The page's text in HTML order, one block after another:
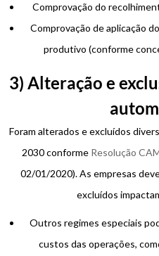
Comprovação do
Comprovação de aplicação
produtivo (conforme
3) Alteração e
Foram alterados e excluídos
2030 conforme Resolução
02/01/2020). As empresas
excluídos
Outros regimes especiais
custos das operações,